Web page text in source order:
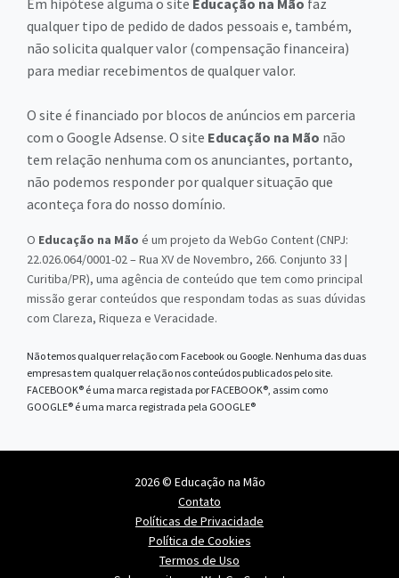
Em hipótese alguma o site Educação na Mão faz
qualquer tipo de pedido de dados pessoais e, também,
não solicita qualquer valor (compensação financeira)
para mediar recebimentos de qualquer valor.
O site é financiado por blocos de anúncios em parceria
com o Google Adsense. O site Educação na Mão não
tem relação nenhuma com os anunciantes, portanto,
não podemos responder por qualquer situação que
aconteça fora do nosso domínio.
O Educação na Mão é um projeto da WebGo Content (CNPJ:
22.026.064/0001-02 – Rua XV de Novembro, 266. Conjunto 33 |
Curitiba/PR), uma agência de conteúdo que tem como principal
missão gerar conteúdos que respondam todas as suas dúvidas
com Clareza, Riqueza e Veracidade.
Não temos qualquer relação com Facebook ou Google. Nenhuma das duas
empresas tem qualquer relação nos conteúdos publicados pelo site.
FACEBOOK® é uma marca registada por FACEBOOK®, assim como
GOOGLE® é uma marca registrada pela GOOGLE®
2026 © Educação na Mão
Contato
Políticas de Privacidade
Política de Cookies
Termos de Uso